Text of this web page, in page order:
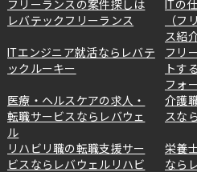
フリーランスの案件探しは
レバテックフリーランス
ITの
（フ
ス紹
ITエンジニア就活ならレバテ
ックルーキー
フリ
トす
フォ
医療・ヘルスケアの求人・
転職サービスならレバウェ
ル
介護
スな
リハビリ職の転職支援サー
ビスならレバウェルリハビ
栄養
なら